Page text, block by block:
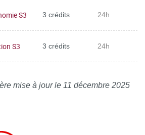
S3 3 crédits 24h
S3 3 crédits 24h
mise à jour le 11 décembre 2025